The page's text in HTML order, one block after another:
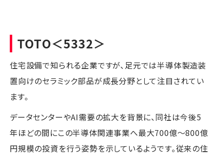
TOTO＜5332＞
住宅設備で知られる企業ですが、足元では半導体製造装
置向けのセラミック部品が成長分野として注目されてい
ます。
データセンターやAI需要の拡大を背景に、同社は今後5
年ほどの間にこの半導体関連事業へ最大700億〜800億
円規模の投資を行う姿勢を示しているようです。従来の住